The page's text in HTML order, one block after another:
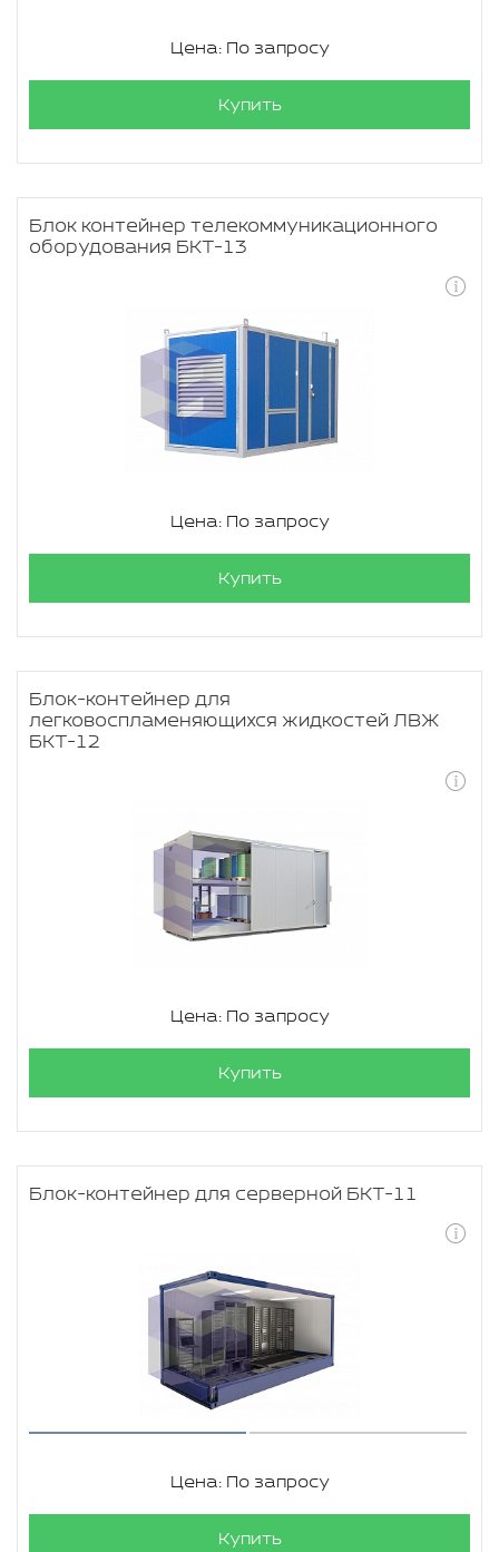
Цена: По запросу
Купить
Блок контейнер телекоммуникационного
оборудования БКТ-13
Цена: По запросу
Купить
Блок-контейнер для
легковоспламеняющихся жидкостей ЛВЖ
БКТ-12
Цена: По запросу
Купить
Блок-контейнер для серверной БКТ-11
Цена: По запросу
Купить